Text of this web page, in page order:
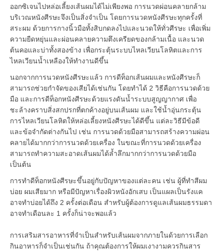
ออกซิเจนไปหล่อเลี้ยงเส้นผมได้ไม่เพียงพอ การนวดผ่อนคลายกล้าม
บริเวณหนังศีรษะจึงเป็นสิ่งจำเป็น โดยการนวดหนังศีรษะทุกครั้งที่
สระผม ด้วยการกางนิ้วมือทั้งสิบกดลงไปและนวดให้ทั่วศีรษะ เพื่อเพิ่ม
ความยืดหยุ่นและผ่อนคลายความตึงเครียดของกล้ามเนื้อ และนวด
ต้นคอและบ่าทั้งสองข้าง เพื่อกระตุ้นระบบไหลเวียนโลหิตและการ
ไหลเวียนน้ำเหลืองให้ทำงานดีขึ้น
นอกจากการนวดหนังศีรษะแล้ว การดีท็อกเส้นผมและหนังศีรษะก็
สามารถช่วยกำจัดของเสียได้เช่นกัน โดยทำได้ 2 วิธีคือการนวดด้วย
มือ และการดีท็อกหนังศีรษะด้วยแรงดันน้ำระบบสูญญากาศ เพื่อ
ชะล้างคราบสิ่งสกปรกที่ตกค้างอยู่บนเส้นผม และใช้น้ำอุ่นกระตุ้น
การไหลเวียนโลหิตให้หล่อเลี้ยงหนังศีรษะได้ดีขึ้น แต่ละวิธีมีข้อดี
และข้อจำกัดต่างกันไป เช่น การนวดด้วยมือสามารถสร้างความผ่อน
คลายได้มากกว่าการนวดด้วยเครื่อง ในขณะที่การนวดด้วยเครื่อง
สามารถทำความสะอาดเส้นผมได้ล้ำลึกมากกว่าการนวดด้วยมือ
เป็นต้น
การทำดีท็อกหนังศีรษะขึ้นอยู่กับปัญหาของแต่ละคน เช่น ผู้ที่ทำสีผม
บ่อย ผมเสียมาก หรือมีปัญหาเรื่องผิวหนังอักเสบ เป็นแผลเป็นรังแค
อาจทำบ่อยได้ถึง 2 ครั้งต่อเดือน สำหรับผู้ต้องการดูแลเส้นผมธรรมดา
อาจทำเดือนละ 1 ครั้งก็น่าจะพอแล้ว
การเสริมสารอาหารที่จำเป็นสำหรับเส้นผมจากภายในด้วยการเลือก
กินอาหารก็จำเป็นเช่นกัน ถ้าคุณต้องการให้ผมเงางามควรกินสาร